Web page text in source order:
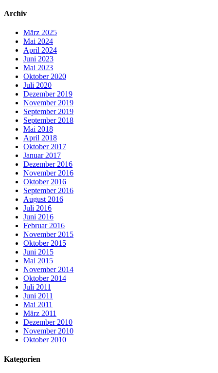
Archiv
März 2025
Mai 2024
April 2024
Juni 2023
Mai 2023
Oktober 2020
Juli 2020
Dezember 2019
November 2019
September 2019
September 2018
Mai 2018
April 2018
Oktober 2017
Januar 2017
Dezember 2016
November 2016
Oktober 2016
September 2016
August 2016
Juli 2016
Juni 2016
Februar 2016
November 2015
Oktober 2015
Juni 2015
Mai 2015
November 2014
Oktober 2014
Juli 2011
Juni 2011
Mai 2011
März 2011
Dezember 2010
November 2010
Oktober 2010
Kategorien